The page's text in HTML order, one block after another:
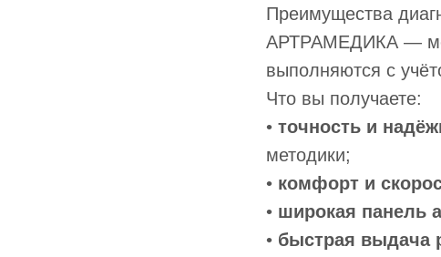
Преимущества
АРТРАМЕДИКА —
выполняются с
Что вы получаете:
• точность и
методики;
• комфорт и
• широкая панель
• быстрая выдача